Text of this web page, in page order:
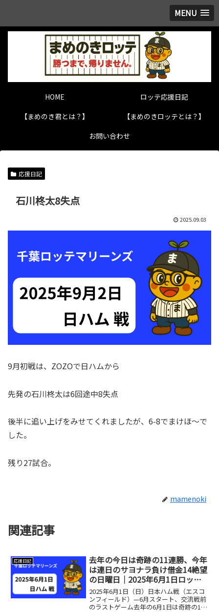
MENU
HOME
ロッテ応援日記
【まめのき君とは？】
【まめのきロッテとは？】
お問い合わせ
応援日記
石川柊太8失点
2025.09.03
9月初戦は、ZOZOで日ハムから
先発の石川柊太は6回途中8失点
後半に追い上げをみせてくれましたが、6-8でまけほ〜で
した。
残り27試合。
mamenoki
関連記事
応援日記
去年の今日は奇跡の11連勝、今年
は連日のサヨナラ負け借金14絶望
の日曜日｜2025年6月1日ロッテ
対日ハム
2025年6月1日（日）日本ハム戦（エスコ
ンフィールド）—6月スタート、交流戦前
のラストゲーム去年の6月1日は奇跡の11